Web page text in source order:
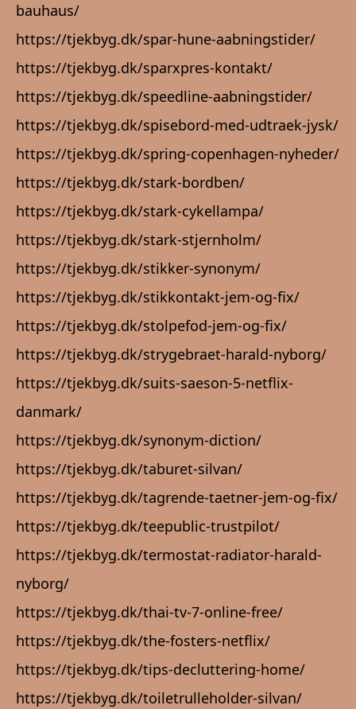
bauhaus/
https://tjekbyg.dk/spar-hune-aabningstider/
https://tjekbyg.dk/sparxpres-kontakt/
https://tjekbyg.dk/speedline-aabningstider/
https://tjekbyg.dk/spisebord-med-udtraek-jysk/
https://tjekbyg.dk/spring-copenhagen-nyheder/
https://tjekbyg.dk/stark-bordben/
https://tjekbyg.dk/stark-cykellampa/
https://tjekbyg.dk/stark-stjernholm/
https://tjekbyg.dk/stikker-synonym/
https://tjekbyg.dk/stikkontakt-jem-og-fix/
https://tjekbyg.dk/stolpefod-jem-og-fix/
https://tjekbyg.dk/strygebraet-harald-nyborg/
https://tjekbyg.dk/suits-saeson-5-netflix-
danmark/
https://tjekbyg.dk/synonym-diction/
https://tjekbyg.dk/taburet-silvan/
https://tjekbyg.dk/tagrende-taetner-jem-og-fix/
https://tjekbyg.dk/teepublic-trustpilot/
https://tjekbyg.dk/termostat-radiator-harald-
nyborg/
https://tjekbyg.dk/thai-tv-7-online-free/
https://tjekbyg.dk/the-fosters-netflix/
https://tjekbyg.dk/tips-decluttering-home/
https://tjekbyg.dk/toiletrulleholder-silvan/